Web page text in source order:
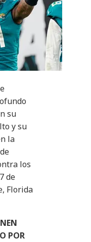
su
y su
la
los
de
Florida
POR